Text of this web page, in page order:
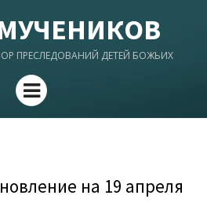
ПРЕСЛЕДОВАНИЙ ДЕТЕЙ БОЖЬИХ
Menu
на 19 апреля